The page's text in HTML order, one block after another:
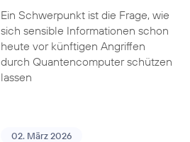
Ein Schwerpunkt ist die Frage, wie
sich sensible Informationen schon
heute vor künftigen Angriffen
durch Quantencomputer schützen
lassen
02. März 2026